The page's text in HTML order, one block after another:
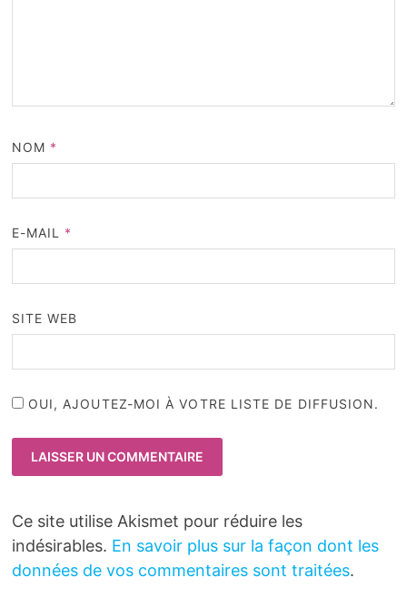
NOM *
E-MAIL *
SITE WEB
OUI, AJOUTEZ-MOI À VOTRE LISTE DE DIFFUSION.
Ce site utilise Akismet pour réduire les
indésirables. En savoir plus sur la façon dont les
données de vos commentaires sont traitées.